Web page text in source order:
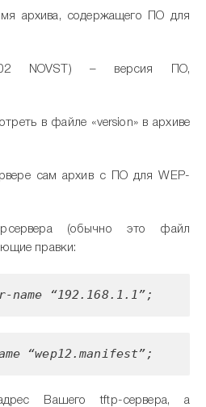
архива, содержащего ПО для
NOVST) – версия ПО,
в файле «version» в архиве
сам архив с ПО для WEP-
(обычно это файл
правки:
“192.168.1.1”;
“wep12.manifest”;
Вашего tftp-сервера, а